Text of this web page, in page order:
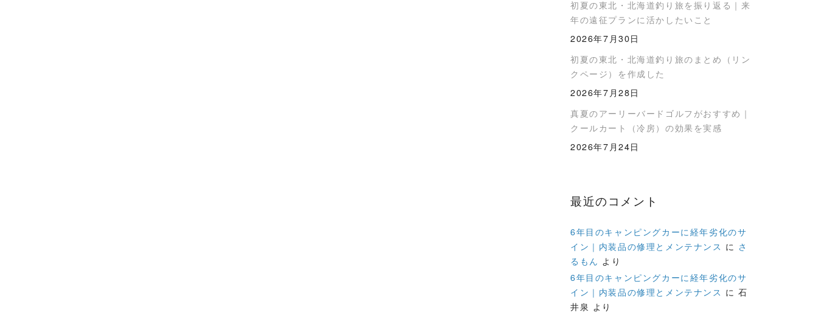
初夏の東北・北海道釣り旅を振り返る｜来
年の遠征プランに活かしたいこと
2026年7月30日
初夏の東北・北海道釣り旅のまとめ（リン
クページ）を作成した
2026年7月28日
真夏のアーリーバードゴルフがおすすめ｜
クールカート（冷房）の効果を実感
2026年7月24日
最近のコメント
6年目のキャンピングカーに経年劣化のサ
イン｜内装品の修理とメンテナンス に さ
るもん より
6年目のキャンピングカーに経年劣化のサ
イン｜内装品の修理とメンテナンス に石
井泉 より